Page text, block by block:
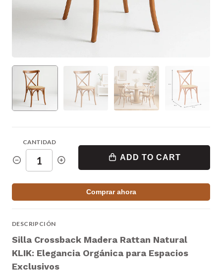
CANTIDAD
ADD TO CART
Comprar ahora
DESCRIPCIÓN
Silla Crossback Madera Rattan Natural
KLIK: Elegancia Orgánica para Espacios
Exclusivos